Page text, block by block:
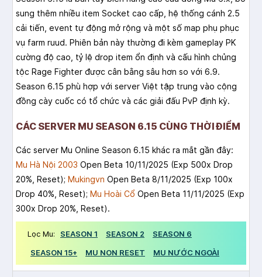
sung thêm nhiều item Socket cao cấp, hệ thống cánh 2.5
cải tiến, event tự động mở rộng và một số map phụ phục
vụ farm ruud. Phiên bản này thường đi kèm gameplay PK
cường độ cao, tỷ lệ drop item ổn định và cấu hình chủng
tộc Rage Fighter được cân bằng sâu hơn so với 6.9.
Season 6.15 phù hợp với server Việt tập trung vào cộng
đồng cày cuốc có tổ chức và các giải đấu PvP định kỳ.
CÁC SERVER MU SEASON 6.15 CÙNG THỜI ĐIỂM
Các server Mu Online Season 6.15 khác ra mắt gần đây:
Mu Hà Nội 2003 Open Beta 10/11/2025 (Exp 500x Drop
20%, Reset); Mukingvn Open Beta 8/11/2025 (Exp 100x
Drop 40%, Reset); Mu Hoài Cổ Open Beta 11/11/2025 (Exp
300x Drop 20%, Reset).
Lọc Mu: SEASON 1 SEASON 2
SEASON 6
SEASON 15+
MU NON RESET MU NƯỚC NGOÀI